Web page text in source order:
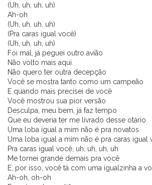
(Uh, uh, uh, uh)
Ah-oh
(Uh, uh, uh, uh)
(Pra caras igual você)
(Uh, uh, uh, uh)
Foi mal, já peguei outro avião
Não volto mais aqui
Não quero ter outra decepção
Você se mostra tanto como um campeão
E quando mais precisei de você
Você mostrou sua pior versão
Desculpa, meu bem, já faz tempo
Que eu deveria ter me livrado desse otário
Uma loba igual a mim não é pra novatos
Uma loba igual a mim não é pra caras igual
Pra caras igual você, uh, uh, uh, uh
Me tornei grande demais pra você
E, por isso, você tá com uma igualzinha a
Ah-oh, oh-oh